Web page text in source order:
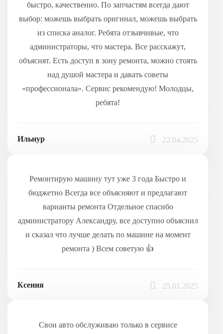
быстро, качественно. По запчастям всегда дают
выбор: можешь выбрать оригинал, можешь выбрать
из списка аналог. Ребята отзывчивые, что
администраторы, что мастера. Все расскажут,
объяснят. Есть доступ в зону ремонта, можно стоять
над душой мастера и давать советы
«профессионала». Сервис рекомендую! Молодцы,
ребята!
Ильнур 22.04.2025
Ремонтирую машину тут уже 3 года Быстро и
бюджетно Всегда все объясняют и предлагают
варианты ремонта Отдельное спасибо
администратору Александру, все доступно объяснил
и сказал что лучше делать по машине на момент
ремонта ) Всем советую 👍
Ксения 25.01.2025
Свои авто обслуживаю только в сервисе